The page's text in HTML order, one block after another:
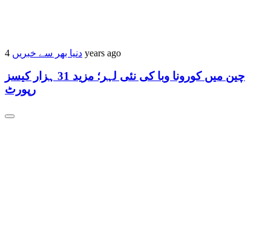
دنیا بھر سے خبریں 4 years ago
چین میں کورونا وبا کی نئی لہر؛ مزید 31 ہزار کیسز
رپورٹ